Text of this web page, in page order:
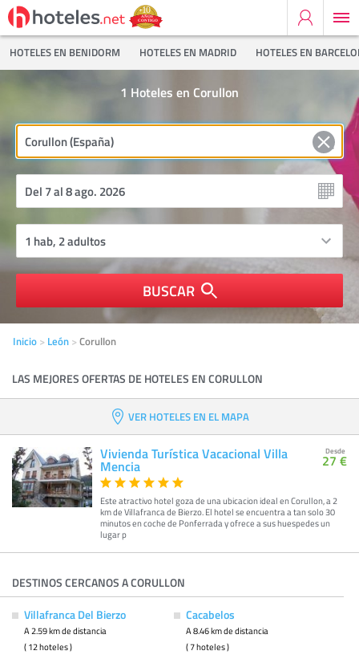
HOTELES EN BENIDORM HOTELES EN MADRID HOTELES EN
Hoteles en Corullon
1
BUSCAR
Inicio León Corullon
LAS MEJORES OFERTAS DE HOTELES EN CORULLON
VER HOTELES EN EL MAPA
Vivienda Turística Vacacional Villa
Mencia
Este atractivo hotel goza de una ubicacion ideal en Corullon, a 2
km de Villafranca de Bierzo. El hotel se encuentra a tan solo 30
minutos en coche de Ponferrada y ofrece a sus huespedes un
lugar p
Desde
27 €
DESTINOS CERCANOS A CORULLON
Villafranca Del Bierzo
A 2.59 km de distancia
( 12 hoteles )
Cacabelos
A 8.46 km de distancia
( 7 hoteles )